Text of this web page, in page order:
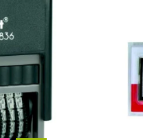
з ручними печатками
корпуси для
«Копія»,
штамп зі змінним
виробників, на
і